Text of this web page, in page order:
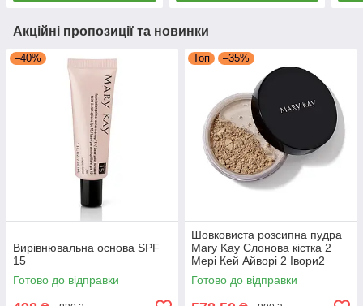
Акційні пропозиції та новинки
–40%
Вирівнювальна основа SPF
15
Готово до відправки
Топ –35%
Шовковиста розсипна пудра
Mary Kay Слонова кістка 2
Мері Кей Айворі 2 Івори2
Ivory2
Готово до відправки